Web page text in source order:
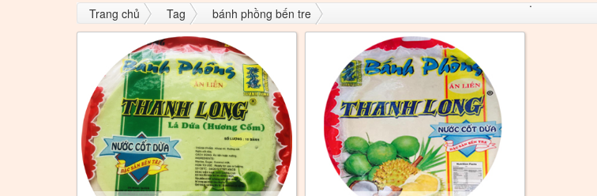
Trang chủ Tag bánh phồng bến tre